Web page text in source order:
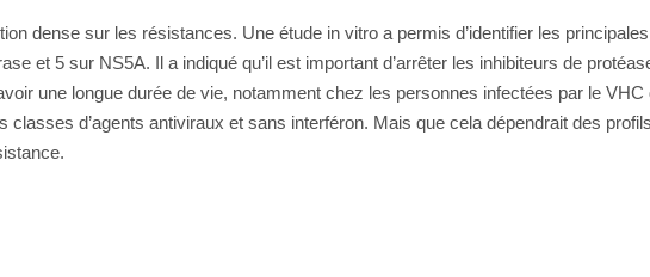
dense sur les résistances. Une étude in vitro a permis d’identifier les
et 5 sur NS5A. Il a indiqué qu’il est important d’arrêter les inhibiteurs de
une longue durée de vie, notamment chez les personnes infectées par le
d’agents antiviraux et sans interféron. Mais que cela dépendrait des